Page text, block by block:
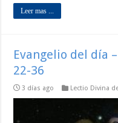
Leer mas ...
Evangelio del día
22-36
3 días ago Lectio Divina